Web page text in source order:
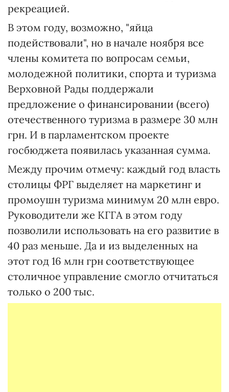
рекреацией.
В этом году, возможно, "яйца
подействовали", но в начале ноября все
члены комитета по вопросам семьи,
молодежной политики, спорта и туризма
Верховной Рады поддержали
предложение о финансировании (всего)
отечественного туризма в размере 30 млн
грн. И в парламентском проекте
госбюджета появилась указанная сумма.
Между прочим отмечу: каждый год власть
столицы ФРГ выделяет на маркетинг и
промоушн туризма минимум 20 млн евро.
Руководители же КГГА в этом году
позволили использовать на его развитие в
40 раз меньше. Да и из выделенных на
этот год 16 млн грн соответствующее
столичное управление смогло отчитаться
только о 200 тыс.